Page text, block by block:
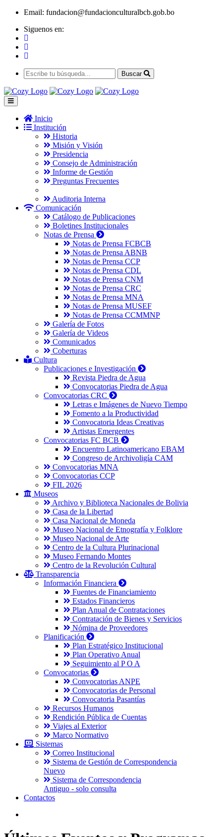
Email: fundacion@fundacionculturalbcb.gob.bo
Siguenos en:
Buscar
Inicio
Institución
Historia
Misión y Visión
Presidencia
Consejo de Administración
Informe de Gestión
Preguntas Frecuentes
Auditoria Interna
Comunicación
Catálogo de Publicaciones
Boletines Institucionales
Notas de Prensa
Notas de Prensa FCBCB
Notas de Prensa ABNB
Notas de Prensa CCP
Notas de Prensa CDL
Notas de Prensa CNM
Notas de Prensa CRC
Notas de Prensa MNA
Notas de Prensa MUSEF
Notas de Prensa CCMMNP
Galería de Fotos
Galería de Videos
Comunicados
Coberturas
Cultura
Publicaciones e Investigación
Revista Piedra de Agua
Convocatorias Piedra de Agua
Convocatorias CRC
Letras e Imágenes de Nuevo Tiempo
Fomento a la Productividad
Convocatoria Ideas Creativas
Artistas Emergentes
Convocatorias FC BCB
Encuentro Latinoamericano EBAM
Congreso de Archivoligía CAM
Convocatorias MNA
Convocatorias CCP
FIL 2026
Museos
Archivo y Biblioteca Nacionales de Bolivia
Casa de la Libertad
Casa Nacional de Moneda
Museo Nacional de Etnografía y Folklore
Museo Nacional de Arte
Centro de la Cultura Plurinacional
Museo Fernando Montes
Centro de la Revolución Cultural
Transparencia
Información Financiera
Fuentes de Financiamiento
Estados Financieros
Plan Anual de Contrataciones
Contratación de Bienes y Servicios
Nómina de Proveedores
Planificación
Plan Estratégico Institucional
Plan Operativo Anual
Seguimiento al P O A
Convocatorias
Convocatorias ANPE
Convocatorias de Personal
Convocatoria Pasantías
Recursos Humanos
Rendición Pública de Cuentas
Viajes al Exterior
Marco Normativo
Sistemas
Correo Institucional
Sistema de Gestión de Correspondencia
Nuevo
Sistema de Correspondencia
Antiguo - solo consulta
Contactos